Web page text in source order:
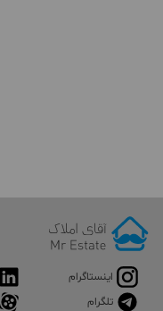
اینستاگرام
تلگرام